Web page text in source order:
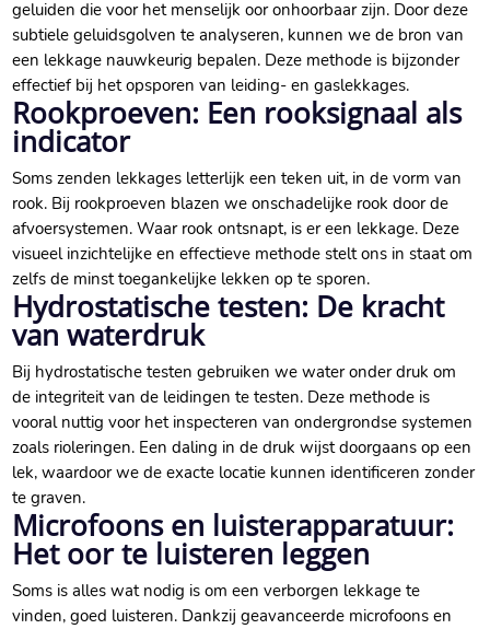
geluiden die voor het menselijk oor onhoorbaar zijn.​ Door deze
subtiele geluidsgolven te analyseren, kunnen we de bron van
een lekkage nauwkeurig bepalen.​ Deze methode is bijzonder
effectief bij het opsporen van leiding- en gaslekkages.​
Rookproeven: Een rooksignaal als
indicator
Soms zenden lekkages letterlijk een teken uit, in de vorm van
rook.​ Bij rookproeven blazen we onschadelijke rook door de
afvoersystemen.​ Waar rook ontsnapt, is er een lekkage.​ Deze
visueel inzichtelijke en effectieve methode stelt ons in staat om
zelfs de minst toegankelijke lekken op te sporen.​
Hydrostatische testen: De kracht
van waterdruk
Bij hydrostatische testen gebruiken we water onder druk om
de integriteit van de leidingen te testen.​ Deze methode is
vooral nuttig voor het inspecteren van ondergrondse systemen
zoals rioleringen.​ Een daling in de druk wijst doorgaans op een
lek, waardoor we de exacte locatie kunnen identificeren zonder
te graven.​
Microfoons en luisterapparatuur:
Het oor te luisteren leggen
Soms is alles wat nodig is om een verborgen lekkage te
vinden, goed luisteren.​ Dankzij geavanceerde microfoons en